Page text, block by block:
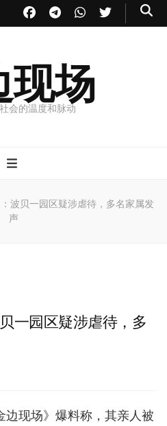
现场
会的温度和脉动
：波贝一园区疑涉虐待，多名家属发
声
一园区疑涉虐待，多
边现场》爆料称，其亲人被